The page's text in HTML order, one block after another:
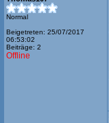
Normal
Beigetreten: 25/07/2017
06:53:02
Beiträge: 2
Offline